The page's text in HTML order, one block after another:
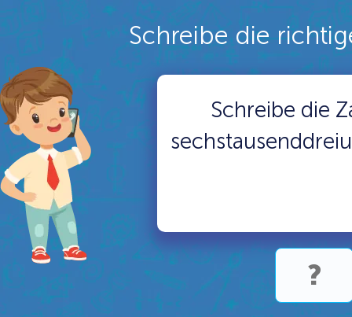
Schreibe die
Schreibe die